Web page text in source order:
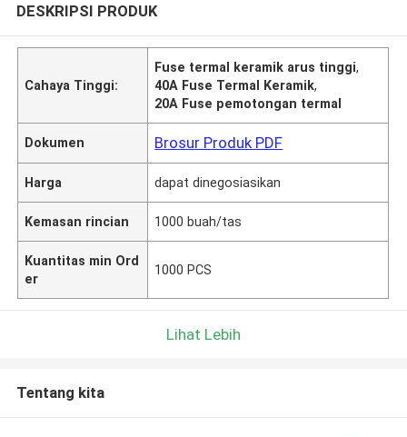
DESKRIPSI PRODUK
Cahaya Tinggi:
Fuse termal keramik arus tinggi,
40A Fuse Termal Keramik,
20A Fuse pemotongan termal
Dokumen Brosur Produk PDF
Harga dapat dinegosiasikan
Kemasan rincian 1000 buah/tas
Kuantitas min Ord
er
1000 PCS
Lihat Lebih
Tentang kita